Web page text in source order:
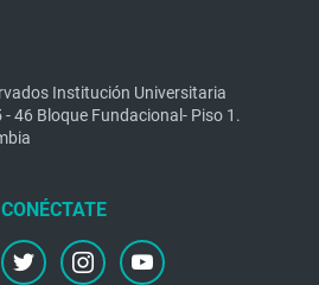
Institución Universitaria
46 Bloque Fundacional- Piso 1.